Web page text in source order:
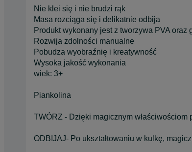
Nie klei się i nie brudzi rąk
Masa rozciąga się i delikatnie odbija
Produkt wykonany jest z tworzywa PVA oraz
Rozwija zdolności manualne
Pobudza wyobraźnię i kreatywność
Wysoka jakość wykonania
wiek: 3+
Piankolina
TWÓRZ - Dzięki magicznym
ODBIJAJ- Po ukształtowaniu w kulkę,